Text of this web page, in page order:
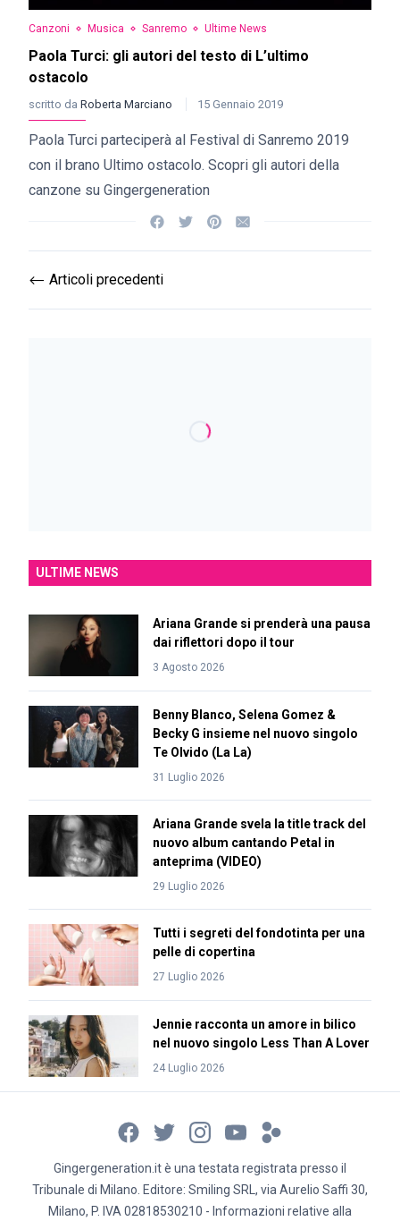
Canzoni Musica Sanremo Ultime News
Paola Turci: gli autori del testo di L’ultimo
ostacolo
scritto da Roberta Marciano 15 Gennaio 2019
Paola Turci parteciperà al Festival di Sanremo 2019
con il brano Ultimo ostacolo. Scopri gli autori della
canzone su Gingergeneration
⟵ Articoli precedenti
ULTIME NEWS
Ariana Grande si prenderà una pausa
dai riflettori dopo il tour
3 Agosto 2026
Benny Blanco, Selena Gomez &
Becky G insieme nel nuovo singolo
Te Olvido (La La)
31 Luglio 2026
Ariana Grande svela la title track del
nuovo album cantando Petal in
anteprima (VIDEO)
29 Luglio 2026
Tutti i segreti del fondotinta per una
pelle di copertina
27 Luglio 2026
Jennie racconta un amore in bilico
nel nuovo singolo Less Than A Lover
24 Luglio 2026
Gingergeneration.it è una testata registrata presso il
Tribunale di Milano. Editore: Smiling SRL, via Aurelio Saffi 30,
Milano, P. IVA 02818530210 - Informazioni relative alla